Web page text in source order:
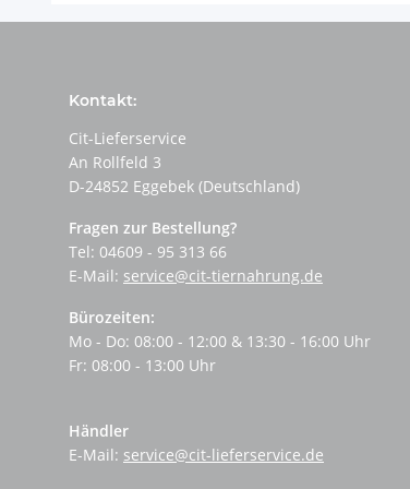
Kontakt:
Cit-Lieferservice
An Rollfeld 3
D-24852 Eggebek (Deutschland)
Fragen zur Bestellung?
Tel: 04609 - 95 313 66
E-Mail: service@cit-tiernahrung.de
Bürozeiten:
Mo - Do: 08:00 - 12:00 & 13:30 - 16:00 Uhr
Fr: 08:00 - 13:00 Uhr
Händler
E-Mail: service@cit-lieferservice.de